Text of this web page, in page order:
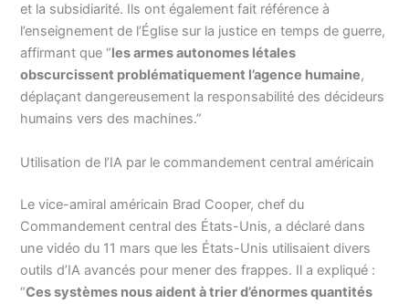
et la subsidiarité. Ils ont également fait référence à
l’enseignement de l’Église sur la justice en temps de guerre,
affirmant que “les armes autonomes létales
obscurcissent problématiquement l’agence humaine,
déplaçant dangereusement la responsabilité des décideurs
humains vers des machines.”
Utilisation de l’IA par le commandement central américain
Le vice-amiral américain Brad Cooper, chef du
Commandement central des États-Unis, a déclaré dans
une vidéo du 11 mars que les États-Unis utilisaient divers
outils d’IA avancés pour mener des frappes. Il a expliqué :
“Ces systèmes nous aident à trier d’énormes quantités